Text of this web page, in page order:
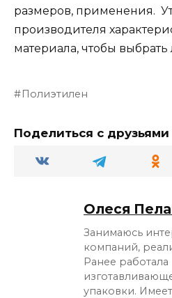
размеров, применения.
производителя
материала, чтобы
Полиэтилен
Поделиться с друзьями
Олеся
Занимаюсь
компаний,
Ранее
упаковки.